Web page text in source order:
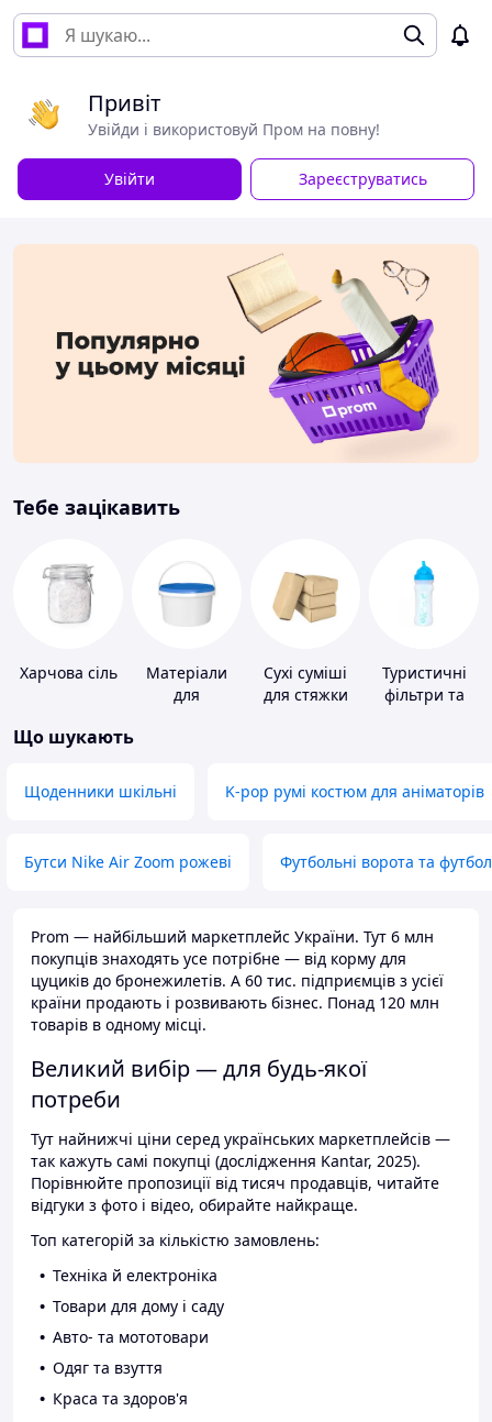
Привіт
Увійди і використовуй Пром на повну!
Увійти Зареєструватись
Тебе зацікавить
Харчова сіль
Матеріали
для
Сухі суміші
для стяжки
Туристичні
фільтри та
Що шукають
Щоденники шкільні K-pop румі костюм для аніматорів
Бутси Nike Air Zoom рожеві Футбольні ворота та
Prom — найбільший маркетплейс України. Тут 6 млн
покупців знаходять усе потрібне — від корму для
цуциків до бронежилетів. А 60 тис. підприємців з усієї
країни продають і розвивають бізнес. Понад 120 млн
товарів в одному місці.
Великий вибір — для будь-якої
потреби
Тут найнижчі ціни серед українських маркетплейсів —
так кажуть самі покупці (дослідження Kantar, 2025).
Порівнюйте пропозиції від тисяч продавців, читайте
відгуки з фото і відео, обирайте найкраще.
Топ категорій за кількістю замовлень:
Техніка й електроніка
Товари для дому і саду
Авто- та мототовари
Одяг та взуття
Краса та здоров'я